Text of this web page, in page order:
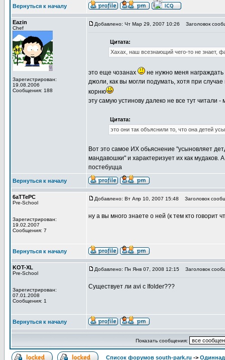
Вернуться к началу
Eazin
Chef
Зарегистрирован:
19.08.2006
Сообщения: 188
Добавлено: Чт Мар 29, 2007 10:26 Заголовок
Цитата:
Хахах, наш всезнающий чего-то не знает,
это еще чозанах
не нужно меня
джоли, как вы могли подумать, хотя при
корню
эту самую устинову далеко не все тут читали -
Цитата:
это они так объяснили то, что она детей
Вот это самое ИХ обьяснение "усыновляет
мандавошки" и характеризует их как мудаков.
постебуцца
Вернуться к началу
6aTTePC
Pre-School
Зарегистрирован:
19.02.2007
Сообщения: 7
Добавлено: Вт Апр 10, 2007 15:48 Заголовок
ну а вы много знаете о ней (к тем кто говорит
Вернуться к началу
KOT-XL
Pre-School
Зарегистрирован:
07.01.2008
Сообщения: 1
Добавлено: Пн Янв 07, 2008 12:15 Заголовок
Существует ли avi с Ifolder???
Вернуться к началу
Показать сообщения:
Список форумов south-park.ru ->